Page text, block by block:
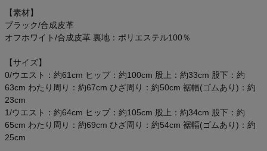
【素材】
ブラック/合成皮革
オフホワイト/合成皮革 裏地：ポリエステル100％
【サイズ】
0/ウエスト：約61cm ヒップ：約100cm 股上：約33cm 股下：約
63cm わたり周り：約67cm ひざ周り：約50cm 裾幅(ゴムあり)：約
23cm
1/ウエスト：約64cm ヒップ：約105cm 股上：約34cm 股下：約
65cm わたり周り：約69cm ひざ周り：約54cm 裾幅(ゴムあり)：約
25cm